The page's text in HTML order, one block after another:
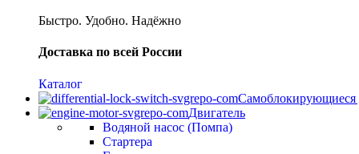
Быстро. Удобно. Надёжно
Доставка по всей России
Каталог
Двигатель
Водяной насос (Помпа)
Стартера